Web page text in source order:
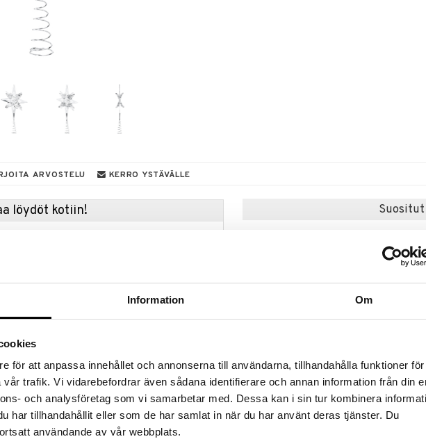
Information Om
för att anpassa innehållet och annonserna till användarna, tillhandahålla funktioner för
trafik. Vi vidarebefordrar även sådana identifierare och annan information från din
och analysföretag som vi samarbetar med. Dessa kan i sin tur kombinera
har tillhandahållit eller som de har samlat in när du har använt deras tjänster. Du
användande av vår webbplats.
ARVOSTELU KERRO YSTÄVÄLLE
löydöt kotiin!
Zarah Voigtin ihanalla latvatähdellä.
muotoilua ja klassisia tuttuja perinteitä. Sen
ja kattokorkeuksiin. Saatavana
Bloomingville Darren
Pähkinänsärkijä 20,5cm
2pack
BLOOMINGVILLE
31,90
pack
57,61